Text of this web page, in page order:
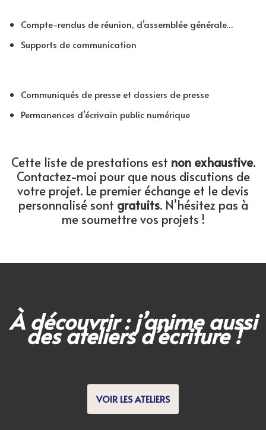
Compte-rendus de réunion, d’assemblée générale…
Supports de communication
Communiqués de presse et dossiers de presse
Permanences d’écrivain public numérique
Cette liste de prestations est non exhaustive.
Contactez-moi pour que nous discutions de
votre projet. Le premier échange et le devis
personnalisé sont gratuits. N’hésitez pas à
me soumettre vos projets !
À découvrir : j’anime aussi
des ateliers d’écriture !
VOIR LES ATELIERS